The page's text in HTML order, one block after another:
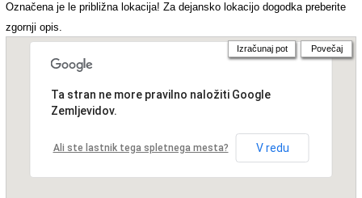
Označena je le približna lokacija! Za dejansko lokacijo dogodka preberite
zgornji opis.
Ta stran ne more pravilno naložiti Google
Zemljevidov.
Ali ste lastnik tega spletnega mesta? V redu
Izračunaj pot Povečaj